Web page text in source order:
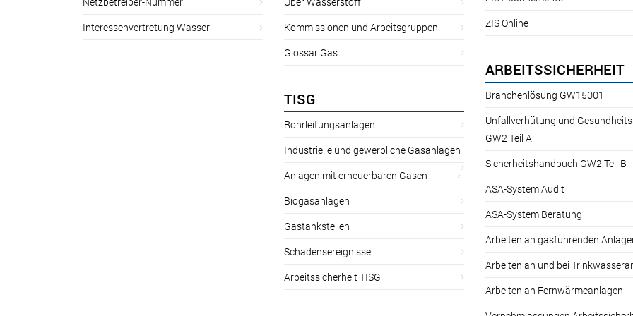
Interessenvertretung Wasser
Kommissionen und Arbeitsgruppen
Glossar Gas
TISG
Rohrleitungsanlagen
Industrielle und gewerbliche Gasanlagen
Anlagen mit erneuerbaren Gasen
Biogasanlagen
Gastankstellen
Schadensereignisse
Arbeitssicherheit TISG
ZIS Online
ARBEITSSICHERHEIT
Branchenlösung GW15001
Unfallverhütung und
GW2 Teil A
Sicherheitshandbuch GW2 Teil B
ASA-System Audit
ASA-System Beratung
Arbeiten an gasführenden
Arbeiten an und bei
Arbeiten an Fernwärmeanlagen